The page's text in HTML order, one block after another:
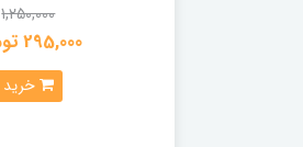
1,250,000
295,000 تومان
خرید